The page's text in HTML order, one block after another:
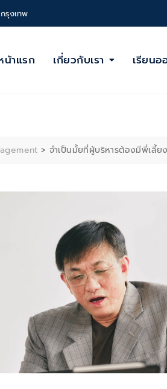
รุงเทพ
น้าแรก เกี่ยวกับเรา เรียนอ
>จำเป็นมั้ยที่ผู้บริหารต้องมีพี่เลี้ย